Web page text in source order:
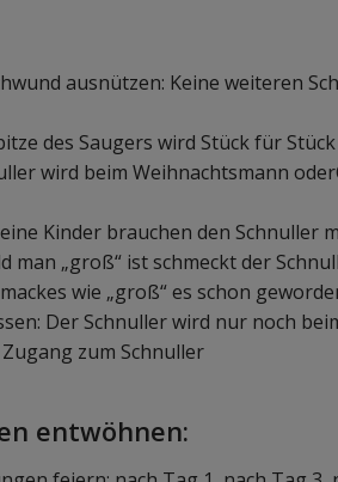
ausnützen: Keine weiteren
des Saugers wird Stück für
wird beim Weihnachtsmann
Kinder brauchen den Schnuller
man „groß“ ist schmeckt der
wie „groß“ es schon
Der Schnuller wird nur noch
zum Schnuller
entwöhnen: